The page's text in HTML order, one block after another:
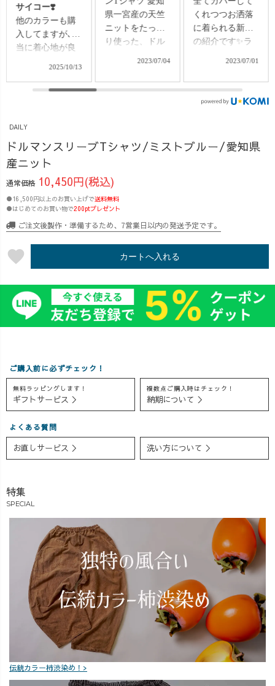
県一宮産の天竺
ニットをたっぷ
り使った、ドル
日より販売開始
しました🤗 身幅
型カバーはもち
着られて、着心
地も抜群！ モモ
ンガみたいにみ
よーんと広がる
シルエットがた
シャツができま
した😆🙌
UZUiROデザイ
ン部では、 「こ
んなのがあると
良いね！」から
試作し、実際に
着てみて 「あー
「もっと腕周り
が細い方がいい
かな？」 と、み
んなで考えて試
出来上がってい
ます🥹 みんなの
頑張りが形にな
嬉しい喜びのメ
ッセージをいた
何より嬉しいで
す🤗✨ ぜひ、い
ろんな方にお手
に取って喜んで
いただけますよ
うに✨ #大人
カジュアル #大
人カジュアルコ
ーデ #ゆったり
コーデ #バルー
ンパンツ #アン
くれつつお洒落
に着られる新作
の紹介です✨ラ
発表もしている
マンスリーブ #
腕カバー #下半
身カバー #上半
身カバー #体型
バーコーデ #ゆ
ったりtシャツ #
楽ちんコーデ #
リラックスコー
デ #夏コーデ #大
人可愛い #サロ
ペットコーデ #
パンツコーデ
代ファッション
#50代ファッショ
ン #50代コーデ #
#dolmansleeve
2023/07/01
工場は熱々なん
ですが、私はゴ
リゴリの体育会
も結構好きで、
サウナ感覚でお
モモンガ感がた
作れるのが、と
っても楽しくて
まらんのです🙌
✨ 日々色々あり
ますが、何事に
もポジティブに
当たって砕け
【着用アイテ
ム】 ・ドルマン
Tシャツ ・バル
ーンパンツ #パ
ンツコーデ #ス
ン #3人育児奮闘
中 #3児ママ #753
#大人カジュアル
#カジュアルコー
デ #リラックス
コーデ #大人女
子 #仕事も遊び
も子育ても全力
#サンダルコーデ
#夏コーデ #メン
ズライク #仕事
2023/07/08
DAILY
ドルマンスリーブTシャツ/ミストブルー/愛知県
産ニット
通常価格 10,450円(税込)
●16,500円以上のお買い上げで送料無料
●はじめてのお買い物で200ptプレゼント
ご注文後製作・準備するため、7営業日以内の発送予定です。
favorite カートへ入れる
ご購入前に必ずチェック！
無料ラッピングします！
ギフトサービス ＞
複数点ご購入時はチェック！
納期について ＞
よくある質問
お直しサービス ＞ 洗い方について ＞
特集
SPECIAL
伝統カラー柿渋染め！>